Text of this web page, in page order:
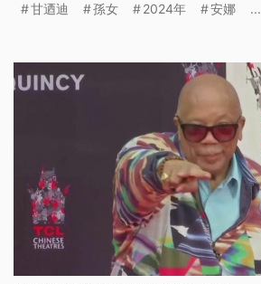
壽命已經剩下不到1年。
甘迺迪 孫女 2024年 安娜 ...